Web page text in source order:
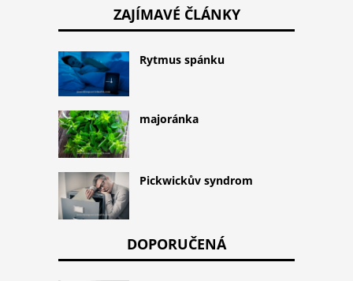
ZAJÍMAVÉ ČLÁNKY
Rytmus spánku
majoránka
Pickwickův syndrom
DOPORUČENÁ